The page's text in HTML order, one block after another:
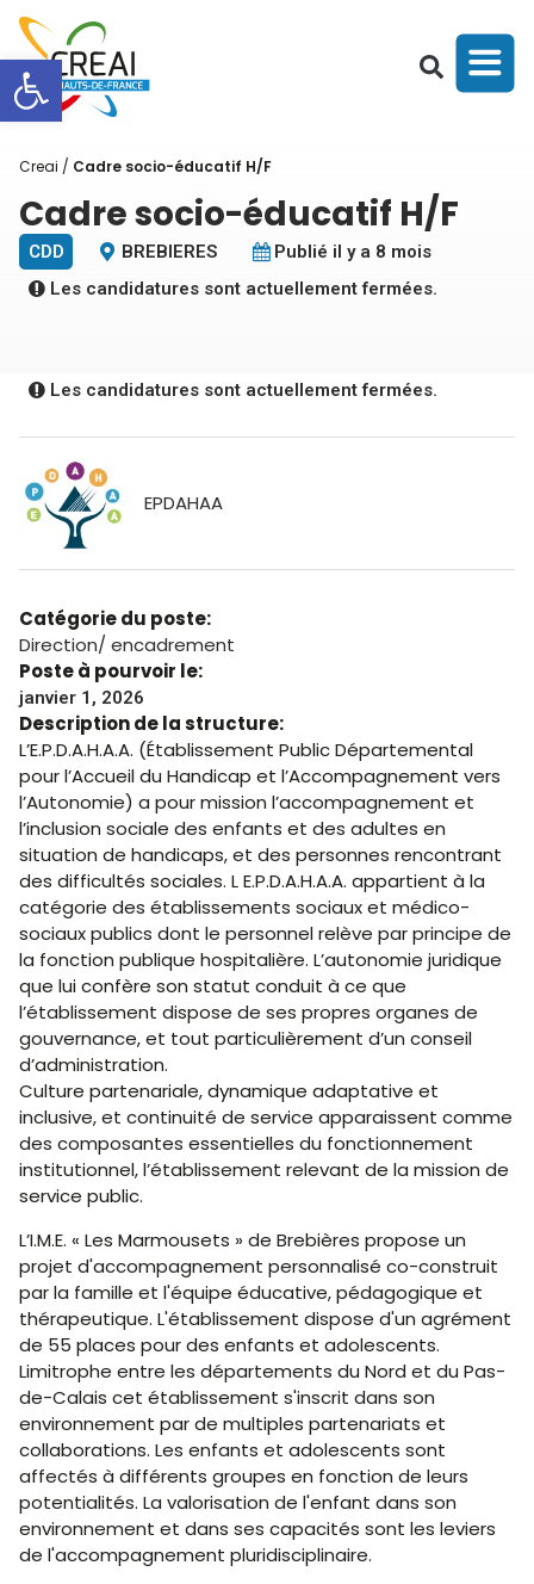
Ouvrir la barre d’outils
Creai / Cadre socio-éducatif H/F
Cadre socio-éducatif H/F
CDD BREBIERES
Publié il y a 8 mois
Les candidatures sont actuellement fermées.
Les candidatures sont actuellement fermées.
EPDAHAA
Catégorie du poste:
Direction/ encadrement
Poste à pourvoir le:
janvier 1, 2026
Description de la structure:
L’E.P.D.A.H.A.A. (Établissement Public Départemental
pour l’Accueil du Handicap et l’Accompagnement vers
l’Autonomie) a pour mission l’accompagnement et
l’inclusion sociale des enfants et des adultes en
situation de handicaps, et des personnes rencontrant
des difficultés sociales. L E.P.D.A.H.A.A. appartient à la
catégorie des établissements sociaux et médico-
sociaux publics dont le personnel relève par principe de
la fonction publique hospitalière. L’autonomie juridique
que lui confère son statut conduit à ce que
l’établissement dispose de ses propres organes de
gouvernance, et tout particulièrement d’un conseil
d’administration.
Culture partenariale, dynamique adaptative et
inclusive, et continuité de service apparaissent comme
des composantes essentielles du fonctionnement
institutionnel, l’établissement relevant de la mission de
service public.
L’I.M.E. « Les Marmousets » de Brebières propose un
projet d'accompagnement personnalisé co-construit
par la famille et l'équipe éducative, pédagogique et
thérapeutique. L'établissement dispose d'un agrément
de 55 places pour des enfants et adolescents.
Limitrophe entre les départements du Nord et du Pas-
de-Calais cet établissement s'inscrit dans son
environnement par de multiples partenariats et
collaborations. Les enfants et adolescents sont
affectés à différents groupes en fonction de leurs
potentialités. La valorisation de l'enfant dans son
environnement et dans ses capacités sont les leviers
de l'accompagnement pluridisciplinaire.